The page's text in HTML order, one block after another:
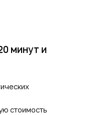
минут и
стоимость